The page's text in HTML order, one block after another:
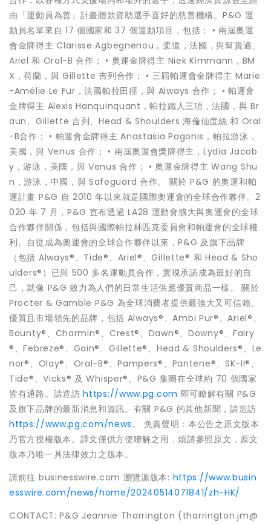
由「運動員為善」計畫贈款資助選手喜好的慈善機構。P&G 運
動員名單來自 17 個國家和 37 個運動項目，包括： • 兩屆奧運
會金牌得主 Clarisse Agbegnenou，柔道，法國，與幫寶適、
Ariel 和 Oral-B 合作； • 奧運金牌得主 Niek Kimmann，BM
X，荷蘭，與 Gillette 吉列合作； • 三屆帕運會金牌得主 Marie
-Amélie Le Fur，法國帕拉田徑，與 Always 合作； • 帕運會
金牌得主 Alexis Hanquinquant，帕拉鐵人三項，法國，與 Br
aun、Gillette 吉列、Head & Shoulders 海倫仙度絲 和 Oral
-B合作； • 帕運會金牌得主 Anastasia Pagonis，帕拉游泳，
美國，與 Venus 合作； • 兩屆奧運會獎牌得主，Lydia Jacob
y，游泳，美國，與 Venus 合作； • 奧運金牌得主 Wang Shu
n，游泳，中國，與 Safeguard 合作。 關於 P&G 的奧運和帕
運計畫 P&G 自 2010 年以來就是國際奧運會的全球合作夥伴。2
020 年 7 月，P&G 宣布透過 LA28 運動會擴大與奧運會的全球
合作夥伴關係，包括與國際帕拉林匹克委員會和帕運會的全球權
利。自從成為奧運會的全球合作夥伴以來，P&G 及旗下品牌
（包括 Always®、Tide®、Ariel®、Gillette® 和 Head & Sho
ulders®）已與 500 多名運動員合作，實現承諾成為最好的自
己，就像 P&G 致力為人們的日常生活供應優質商品一樣。 關於
Procter & Gamble P&G 為全球消費者提供最強大又可信賴、
優質且市場領先的品牌，包括 Always®、Ambi Pur®、Ariel®、
Bounty®、Charmin®、Crest®、Dawn®、Downy®、Fairy
®、Febreze®、Gain®、Gillette®、Head & Shoulders®、Le
nor®、Olay®、Oral-B®、Pampers®、Pantene®、SK-II®、
Tide®、Vicks® 及 Whisper®。P&G 集團在全球約 70 個國家
皆有通路。請造訪https://www.pg.com 即可瞭解有關 P&G
及旗下品牌的最新消息和資訊。有關 P&G 的其他新聞，請造訪
https://www.pg.com/news。 免責聲明：本公告之原文版本
乃官方授權版本。譯文僅供方便瞭解之用，煩請參照原文，原文
版本乃唯一具法律效力之版本。
請前往 businesswire.com 瀏覽源版本: https://www.busin
esswire.com/news/home/20240514071841/zh-HK/
CONTACT: P&G Jeannie Tharrington (tharrington.jm@